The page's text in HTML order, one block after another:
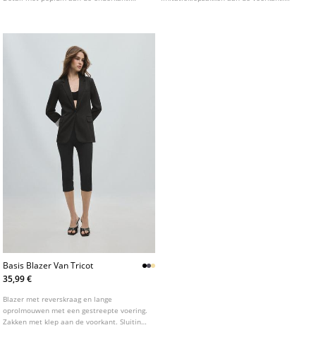
Basis Blazer Van Tricot
35,99 €
Blazer met reverskraag en lange
oprolmouwen met een gestreepte voering.
Zakken met klep aan de voorkant. Sluiting